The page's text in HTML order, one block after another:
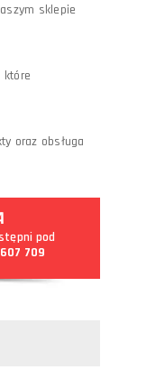
sklepie
które
oraz obsługa
pod
709